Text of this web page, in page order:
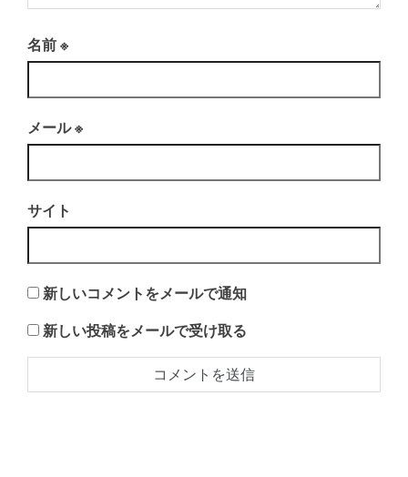
名前※
メール※
サイト
新しいコメントをメールで通知
新しい投稿をメールで受け取る